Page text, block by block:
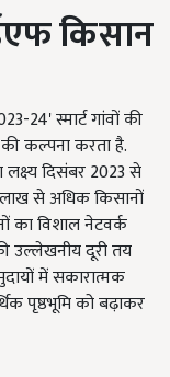
किसान
24' स्मार्ट गांवों की
कल्पना करता है.
दिसंबर 2023 से
से अधिक किसानों
का विशाल नेटवर्क
उल्लेखनीय दूरी तय
में सकारात्मक
पृष्ठभूमि को बढ़ाकर